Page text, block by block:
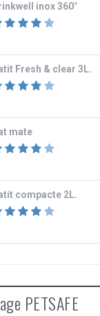
inox 360°
Fresh & clear 3L.
mate
compacte 2L.
PETSAFE